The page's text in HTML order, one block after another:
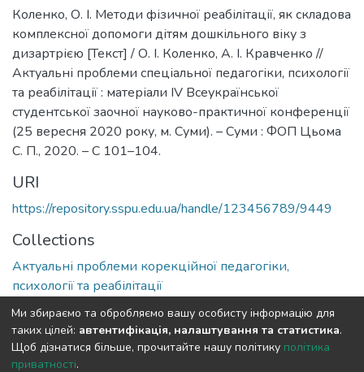
Коленко, О. І. Методи фізичної реабілітації, як складова
комплексної допомоги дітям дошкільного віку з
дизартрією [Текст] / О. І. Коленко, А. І. Кравченко //
Актуальні проблеми спеціальної педагогіки, психології
та реабілітації : матеріали IV Всеукраїнської
студентської заочної науково-практичної конференції
(25 вересня 2020 року, м. Суми). – Суми : ФОП Цьома
С. П., 2020. – C 101–104.
URI
https://repository.sspu.edu.ua/handle/123456789/9449
Collections
Актуальні проблеми корекційної педагогіки,
психології та реабілітації
Full item page Google Scholar
Ми збираємо та обробляємо вашу особисту інформацію для
таких цілей: автентифікація, налаштування та статистика.
Щоб дізнатися більше, прочитайте нашу політику політика
приватності.